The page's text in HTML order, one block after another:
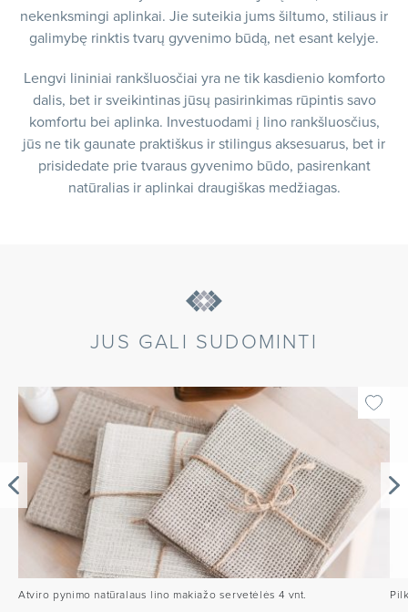
nekenksmingi aplinkai. Jie suteikia jums šiltumo, stiliaus ir
galimybę rinktis tvarų gyvenimo būdą, net esant kelyje.
Lengvi lininiai rankšluosčiai yra ne tik kasdienio komforto
dalis, bet ir sveikintinas jūsų pasirinkimas rūpintis savo
komfortu bei aplinka. Investuodami į lino rankšluosčius,
jūs ne tik gaunate praktiškus ir stilingus aksesuarus, bet ir
prisidedate prie tvaraus gyvenimo būdo, pasirenkant
natūralias ir aplinkai draugiškas medžiagas.
JUS GALI SUDOMINTI
Atviro pynimo natūralaus lino makiažo servetėlės 4 vnt.